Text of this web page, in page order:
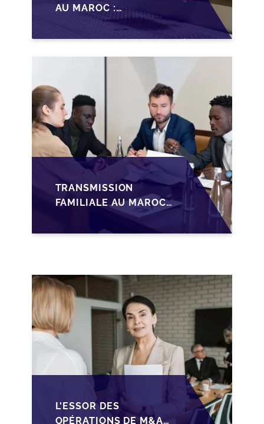
AU MAROC :
PRÉPARATIONS CLÉS
POUR LES
TRANSMISSION
FAMILIALE AU MAROC :
GOUVERNANCE POUR
L'ESSOR DES
OPÉRATIONS DE M&A